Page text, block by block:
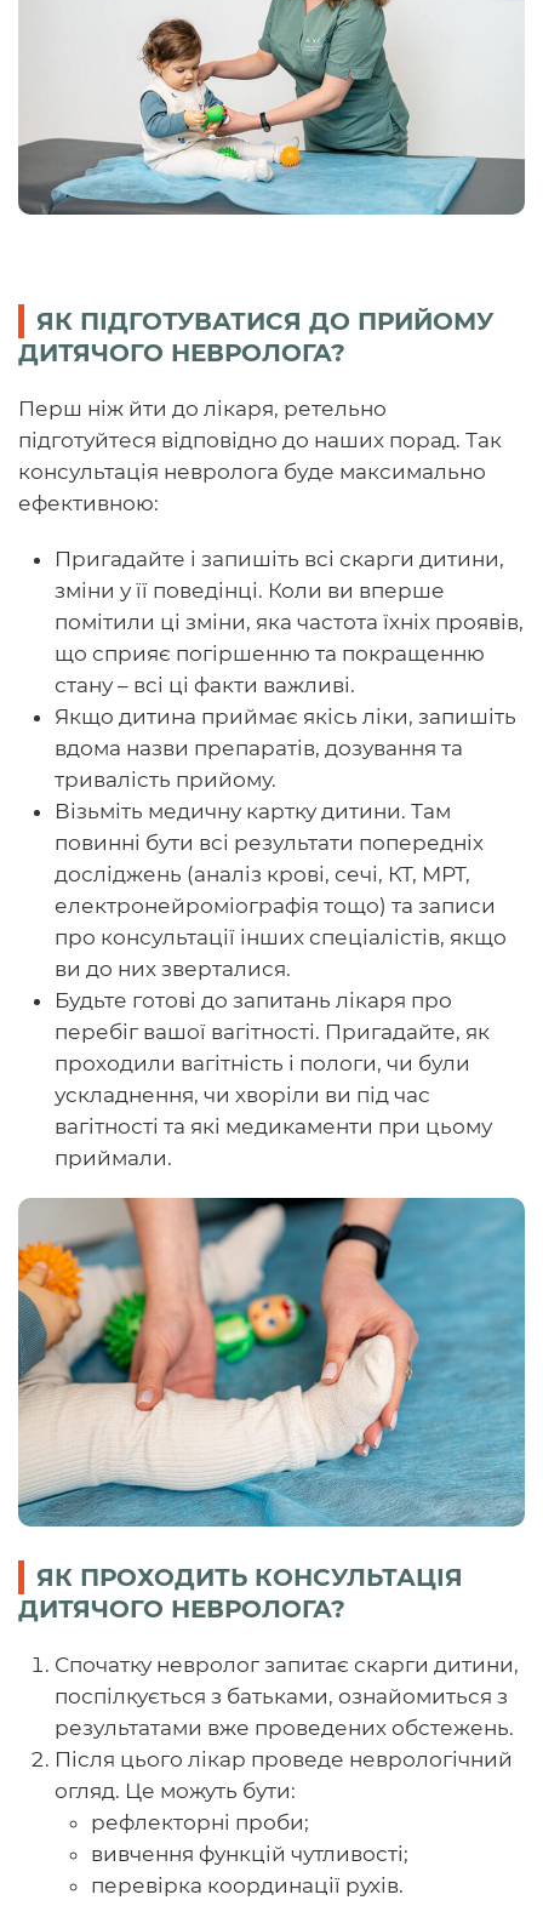
ЯК ПІДГОТУВАТИСЯ ДО ПРИЙОМУ
ДИТЯЧОГО НЕВРОЛОГА?
Перш ніж йти до лікаря, ретельно
підготуйтеся відповідно до наших порад. Так
консультація невролога буде максимально
ефективною:
Пригадайте і запишіть всі скарги дитини,
зміни у її поведінці. Коли ви вперше
помітили ці зміни, яка частота їхніх проявів,
що сприяє погіршенню та покращенню
стану – всі ці факти важливі.
Якщо дитина приймає якісь ліки, запишіть
вдома назви препаратів, дозування та
тривалість прийому.
Візьміть медичну картку дитини. Там
повинні бути всі результати попередніх
досліджень (аналіз крові, сечі, КТ, МРТ,
електронейроміографія тощо) та записи
про консультації інших спеціалістів, якщо
ви до них зверталися.
Будьте готові до запитань лікаря про
перебіг вашої вагітності. Пригадайте, як
проходили вагітність і пологи, чи були
ускладнення, чи хворіли ви під час
вагітності та які медикаменти при цьому
приймали.
ЯК ПРОХОДИТЬ КОНСУЛЬТАЦІЯ
ДИТЯЧОГО НЕВРОЛОГА?
Спочатку невролог запитає скарги дитини,
поспілкується з батьками, ознайомиться з
результатами вже проведених обстежень.
Після цього лікар проведе неврологічний
огляд. Це можуть бути:
рефлекторні проби;
вивчення функцій чутливості;
перевірка координації рухів.